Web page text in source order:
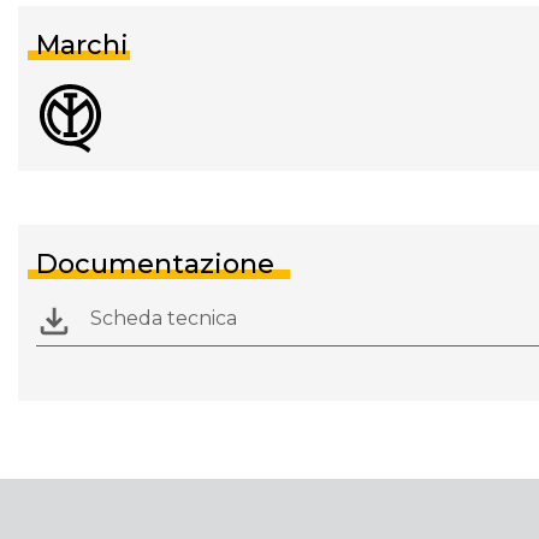
Marchi
Documentazione
Scheda tecnica